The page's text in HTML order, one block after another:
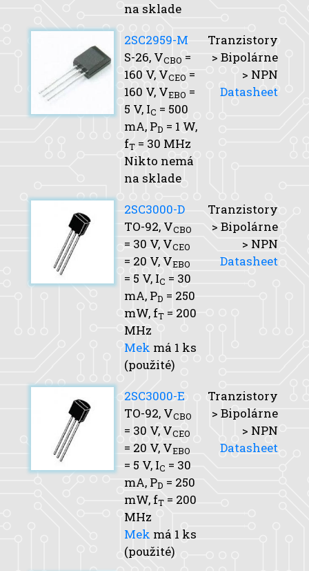
na sklade
2SC2959-M
S-26, VCBO =
160 V, VCEO =
160 V, VEBO =
5 V, IC = 500
mA, PD = 1 W,
fT = 30 MHz
Nikto nemá
na sklade
Tranzistory
> Bipolárne
> NPN
Datasheet
2SC3000-D
TO-92, VCBO
= 30 V, VCEO
= 20 V, VEBO
= 5 V, IC = 30
mA, PD = 250
mW, fT = 200
MHz
Mek má 1 ks
(použité)
Tranzistory
> Bipolárne
> NPN
Datasheet
2SC3000-E
TO-92, VCBO
= 30 V, VCEO
= 20 V, VEBO
= 5 V, IC = 30
mA, PD = 250
mW, fT = 200
MHz
Mek má 1 ks
(použité)
Tranzistory
> Bipolárne
> NPN
Datasheet